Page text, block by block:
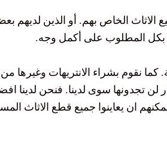
الاثاث الخاص بهم. أو الذين لديهم
بكل المطلوب على أكمل وجه.
نقوم بشراء الانتريهات وغيرها من
لن تجدونها سوى لدينا. فنحن لدينا
ان يعاينوا جميع قطع الاثاث